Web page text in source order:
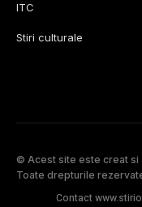
ITC
Stiri culturale
© Acest site este creat si
Toate drepturile
Contact